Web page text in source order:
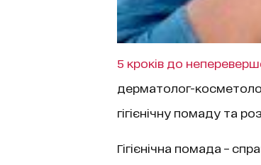
5 кроків до
дерматолог-
гігієнічну помаду та
Гігієнічна помада –